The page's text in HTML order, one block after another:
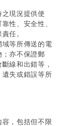
現況提供使
性、安全性、
任。
等所傳送的電
亦不保證郵
線和出錯等，
失或錯誤等所
，包括但不限